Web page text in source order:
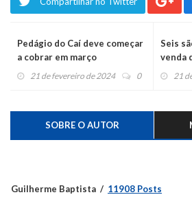
Pedágio do Caí deve começar
a cobrar em março
21 de fevereiro de 2024 0
Seis
venda
21
SOBRE O AUTOR
Guilherme Baptista 11908 Posts